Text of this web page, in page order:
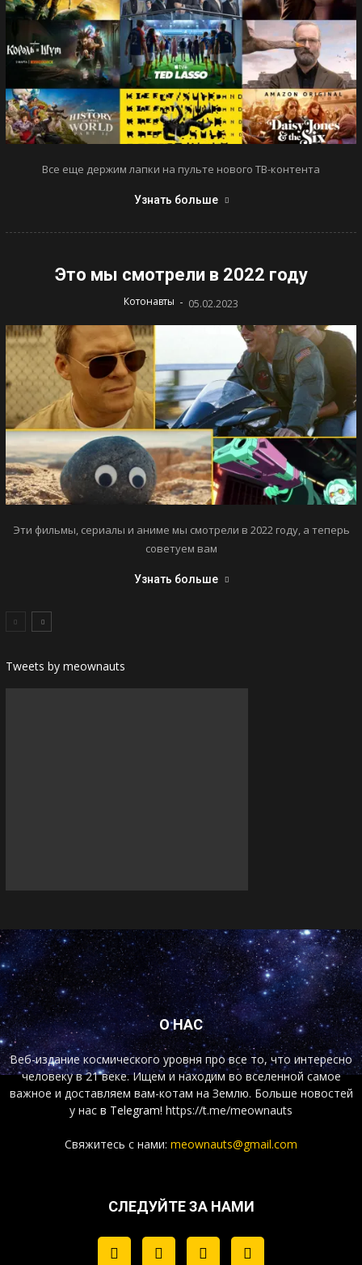
Все еще держим лапки на пульте нового ТВ-контента
Узнать больше
Это мы смотрели в 2022 году
Котонавты - 05.02.2023
Эти фильмы, сериалы и аниме мы смотрели в 2022 году, а теперь
советуем вам
Узнать больше
Tweets by meownauts
О НАС
Веб-издание космического уровня про все то, что интересно
человеку в 21 веке. Ищем и находим во вселенной самое
важное и доставляем вам-котам на Землю. Больше новостей
у нас в Telegram! https://t.me/meownauts
Свяжитесь с нами: meownauts@gmail.com
СЛЕДУЙТЕ ЗА НАМИ